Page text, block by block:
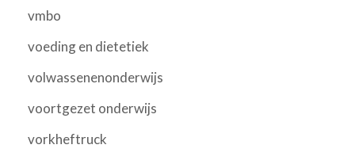
vmbo
voeding en dietetiek
volwassenenonderwijs
voortgezet onderwijs
vorkheftruck